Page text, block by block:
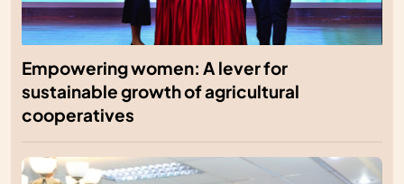
Empowering women: A lever for
sustainable growth of agricultural
cooperatives